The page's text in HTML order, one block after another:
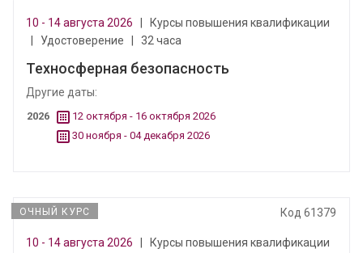
10 - 14 августа 2026
Курсы повышения квалификации
Удостоверение 32 часа
Техносферная безопасность
Другие даты:
2026
12 октября - 16 октября 2026
30 ноября - 04 декабря 2026
ОЧНЫЙ КУРС Код 61379
10 - 14 августа 2026
Курсы повышения квалификации